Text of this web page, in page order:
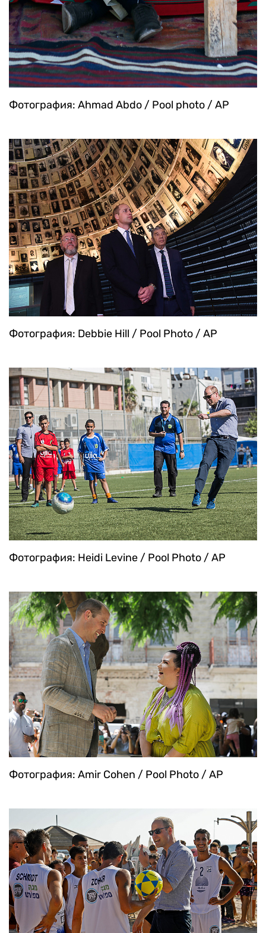
Фотография: Ahmad Abdo / Pool photo / AP
Фотография: Debbie Hill / Pool Photo / AP
Фотография: Heidi Levine / Pool Photo / AP
Фотография: Amir Cohen / Pool Photo / AP